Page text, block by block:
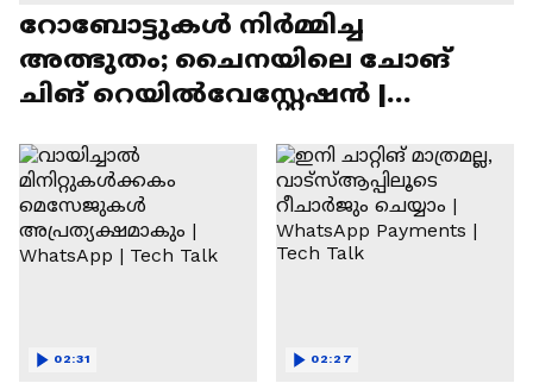
റോബോട്ടുകൾ നിർമ്മിച്ച
അത്ഭുതം; ചൈനയിലെ ചോങ്
ചിങ് റെയിൽവേസ്റ്റേഷൻ |
02:31 02:27